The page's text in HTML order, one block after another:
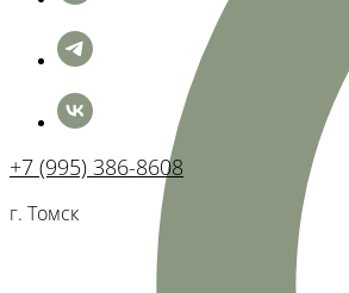
+7 (995) 386-8608
г. Томск